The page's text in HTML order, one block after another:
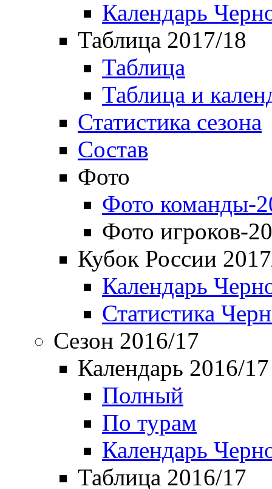
Календарь
Таблица 2017/18
Таблица
Таблица и
Статистика сезона
Состав
Фото
Фото команды-
Фото игроков-
Кубок России
Календарь
Статистика
Сезон 2016/17
Календарь 2016/17
Полный
По турам
Календарь
Таблица 2016/17